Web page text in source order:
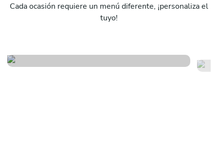
Cada ocasión requiere un menú diferente, ¡personaliza el
tuyo!